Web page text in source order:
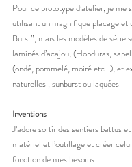
Pour ce prototype d’atelier, je me
utilisant un magnifique placage et
Burst”, mais les modèles de série
laminés d’acajou, (Honduras,
(ondé, pommelé, moiré etc…), et
naturelles , sunburst ou laquées.
Inventions
J’adore sortir des sentiers battus
matériel et l’outillage et créer
fonction de mes besoins.